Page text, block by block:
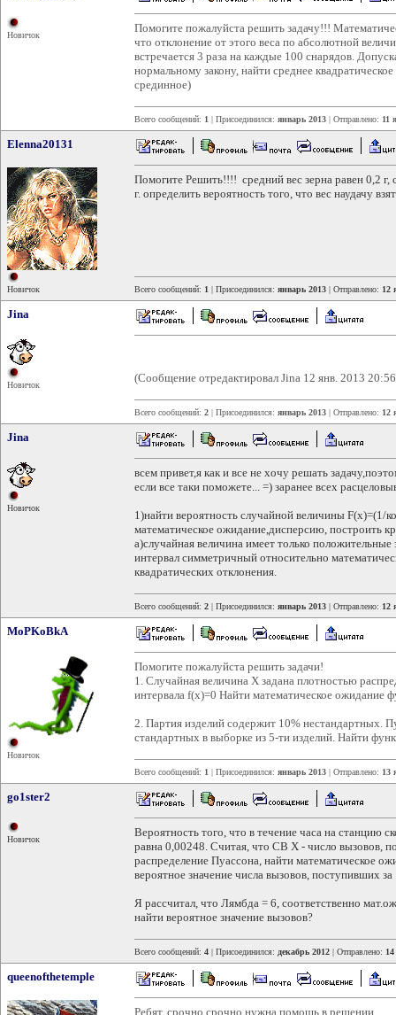
Новичок
Помогите пожалуйста решить задачу!!!
что отклонение от этого веса по абсолютной
встречается 3 раза на каждые 100 снарядов.
нормальному закону, найти среднее
срединное)
Всего сообщений: 1 | Присоединился: январь 2013 | Отправлено: 11
Elenna20131
Новичок
Помогите Решить!!!! средний вес зерна равен 0,2 г,
г. определить вероятность того, что вес наудачу
Всего сообщений: 1 | Присоединился: январь 2013 | Отправлено: 12
Jina
Новичок
(Сообщение отредактировал Jina 12 янв. 2013
Всего сообщений: 2 | Присоединился: январь 2013 | Отправлено: 12
Jina
Новичок
всем привет,я как и все не хочу решать
если все таки поможете... =) заранее всех
1)найти вероятность случайной величины F(x)=(1/
математическое ожидание,дисперсию, построить
а)случайная величина имеет только
интервал симметричный относительно
квадратических отклонения.
Всего сообщений: 2 | Присоединился: январь 2013 | Отправлено: 12
MoPKoBkA
Новичок
Помогите пожалуйста решить задачи!
1. Случайная величина Х задана плотностью
интервала f(x)=0 Найти математическое ожидание
2. Партия изделий содержит 10% нестандартных.
стандартных в выборке из 5-ти изделий. Найти
Всего сообщений: 1 | Присоединился: январь 2013 | Отправлено: 13
go1ster2
Новичок
Вероятность того, что в течение часа на станцию
равна 0,00248. Считая, что СВ Х - число вызовов,
распределение Пуассона, найти математическое
вероятное значение числа вызовов, поступивших за
Я рассчитал, что Лямбда = 6, соответственно
найти вероятное значение вызовов?
Всего сообщений: 4 | Присоединился: декабрь 2012 | Отправлено:
queenofthetemple
Ребят, срочно срочно нужна помощь в решении